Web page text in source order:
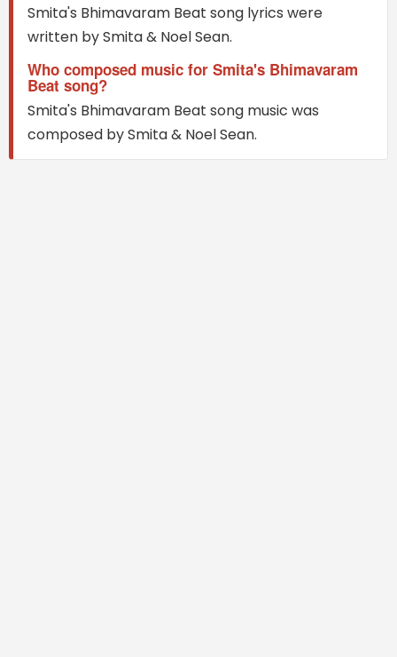
Smita's Bhimavaram Beat song lyrics were
written by Smita & Noel Sean.
Who composed music for Smita's Bhimavaram
Beat song?
Smita's Bhimavaram Beat song music was
composed by Smita & Noel Sean.